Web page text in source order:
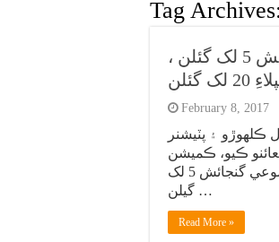
Tag Archives:
مٺي: پ پ حڪومت جو ڪارنامو، آر او پلانٽ ۾ پاڻي جي گنجائش 5 لک گئلن ،
February 8, 2017
۽ پٽيشنر
ڪيو، ڪميشن
سربراهه آر او پلانٽ هلائيندڙ ڪمپني کان پڇاڻو ڪيو ته آراو پلانٽ جي مجموعي گنجائش 5 لک
گيلن …
Read More »